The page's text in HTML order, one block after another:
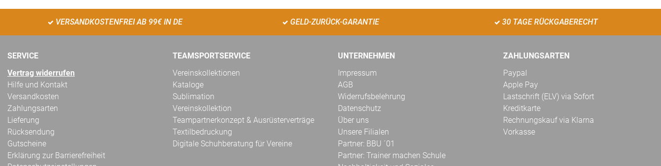
VERSANDKOSTENFREI AB 99€ IN DE GELD-ZURÜCK-GARANTIE 30 TAGE RÜCKGABERECHT
SERVICE
Vertrag widerrufen
Hilfe und Kontakt
Versandkosten
Zahlungsarten
Lieferung
Rücksendung
Gutscheine
Erklärung zur Barrierefreiheit
TEAMSPORTSERVICE
Vereinskollektionen
Kataloge
Sublimation
Vereinskollektion
Teampartnerkonzept & Ausrüsterverträge
Textilbedruckung
Digitale Schuhberatung für Vereine
UNTERNEHMEN
Impressum
AGB
Widerrufsbelehrung
Datenschutz
Über uns
Unsere Filialen
Partner: BBU ´01
Partner: Trainer machen Schule
ZAHLUNGSARTEN
Paypal
Apple Pay
Lastschrift (ELV) via Sofort
Kreditkarte
Rechnungskauf via Klarna
Vorkasse